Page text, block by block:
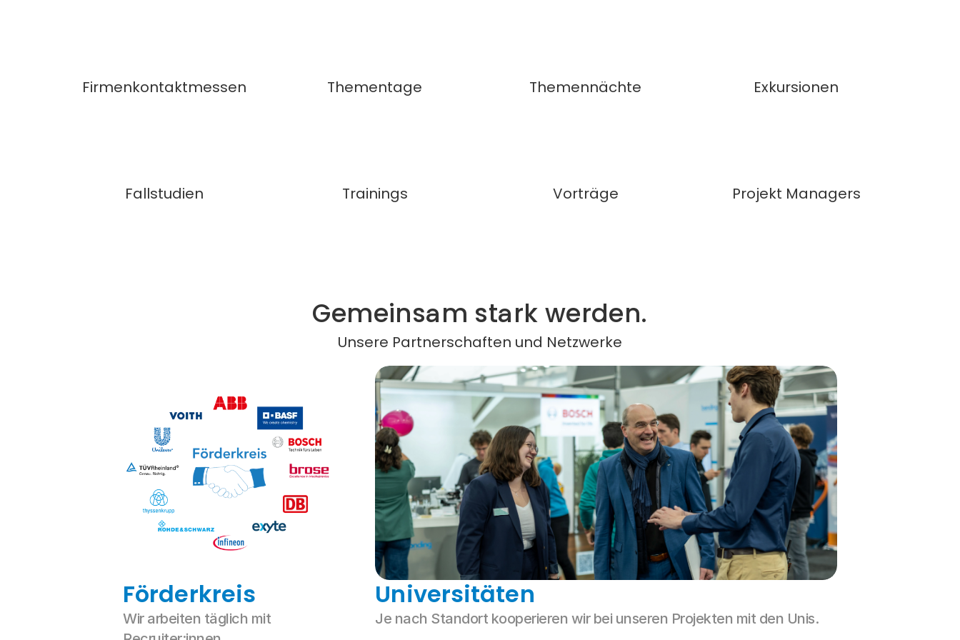
Firmenkontaktmessen Thementage Themennächte Exkursionen
Fallstudien Trainings Vorträge Projekt Managers
Gemeinsam stark werden.
Unsere Partnerschaften und Netzwerke
Förderkreis
Wir arbeiten täglich mit
Universitäten
Je nach Standort kooperieren wir bei unseren Projekten mit den Unis.